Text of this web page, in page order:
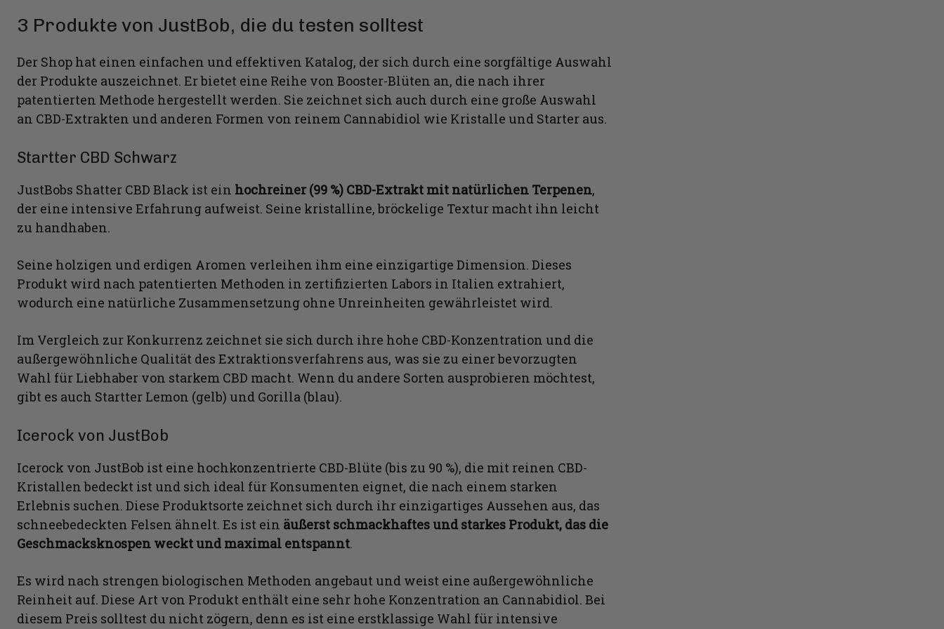
3 Produkte von JustBob, die du testen solltest
Der Shop hat einen einfachen und effektiven Katalog, der sich durch eine sorgfältige Auswahl
der Produkte auszeichnet. Er bietet eine Reihe von Booster-Blüten an, die nach ihrer
patentierten Methode hergestellt werden. Sie zeichnet sich auch durch eine große Auswahl
an CBD-Extrakten und anderen Formen von reinem Cannabidiol wie Kristalle und Starter aus.
Startter CBD Schwarz
JustBobs Shatter CBD Black ist ein hochreiner (99 %) CBD-Extrakt mit natürlichen Terpenen,
der eine intensive Erfahrung aufweist. Seine kristalline, bröckelige Textur macht ihn leicht
zu handhaben.
Seine holzigen und erdigen Aromen verleihen ihm eine einzigartige Dimension. Dieses
Produkt wird nach patentierten Methoden in zertifizierten Labors in Italien extrahiert,
wodurch eine natürliche Zusammensetzung ohne Unreinheiten gewährleistet wird.
Im Vergleich zur Konkurrenz zeichnet sie sich durch ihre hohe CBD-Konzentration und die
außergewöhnliche Qualität des Extraktionsverfahrens aus, was sie zu einer bevorzugten
Wahl für Liebhaber von starkem CBD macht. Wenn du andere Sorten ausprobieren möchtest,
gibt es auch Startter Lemon (gelb) und Gorilla (blau).
Icerock von JustBob
Icerock von JustBob ist eine hochkonzentrierte CBD-Blüte (bis zu 90 %), die mit reinen CBD-
Kristallen bedeckt ist und sich ideal für Konsumenten eignet, die nach einem starken
Erlebnis suchen. Diese Produktsorte zeichnet sich durch ihr einzigartiges Aussehen aus, das
schneebedeckten Felsen ähnelt. Es ist ein äußerst schmackhaftes und starkes Produkt, das die
Geschmacksknospen weckt und maximal entspannt.
Es wird nach strengen biologischen Methoden angebaut und weist eine außergewöhnliche
Reinheit auf. Diese Art von Produkt enthält eine sehr hohe Konzentration an Cannabidiol. Bei
diesem Preis solltest du nicht zögern, denn es ist eine erstklassige Wahl für intensive